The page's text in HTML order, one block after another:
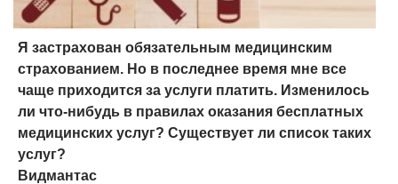
Я застрахован обязательным медицинским
страхованием. Но в последнее время мне все
чаще приходится за услуги платить. Изменилось
ли что-нибудь в правилах оказания бесплатных
медицинских услуг? Существует ли список таких
услуг?
Видмантас